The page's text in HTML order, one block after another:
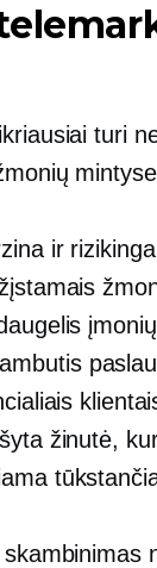
turi
ir
žinutė,